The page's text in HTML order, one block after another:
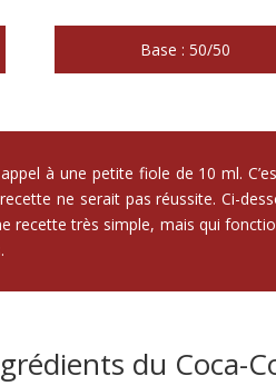
Base : 50/50
à une petite fiole de 10 ml.
ne serait pas réussite. Ci-
recette très simple, mais qui
du Coca-